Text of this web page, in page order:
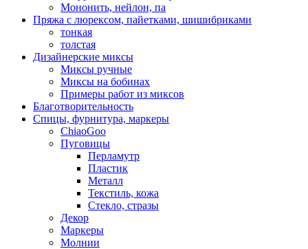
Мононить, нейлон, па
Пряжа с люрексом, пайетками, шишибриками
тонкая
толстая
Дизайнерские миксы
Миксы ручные
Миксы на бобинах
Примеры работ из миксов
Благотворительность
Спицы, фурнитура, маркеры
ChiaoGoo
Пуговицы
Перламутр
Пластик
Металл
Текстиль, кожа
Стекло, стразы
Декор
Маркеры
Молнии